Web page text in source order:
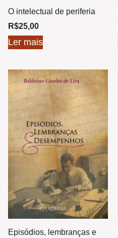
O intelectual de periferia
R$25,00
Ler mais
Episódios, lembranças e